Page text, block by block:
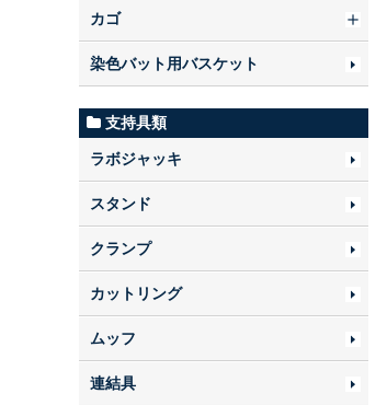
カゴ
染色バット用バスケット
支持具類
ラボジャッキ
スタンド
クランプ
カットリング
ムッフ
連結具